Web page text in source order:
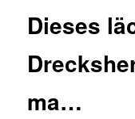
Dieses
ma…